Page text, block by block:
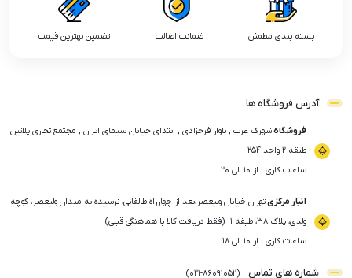
بسته بندی مطمئن ضمانت اصالت تضمین بهترین قیمت
آدرس فروشگاه ها
فروشگاهشهرک غرب , بلوار فرحزادی , ابتدای خیابان سیمای ایران , مجتمع تجاری پلاتین
طبقه ۲ واحد ۲۵۴
ساعات کاری : از ۱۰ الی ۲۰
انبار مرکزیتهران خیابان ولیعصر،بعد از چهارراه طالقانی، نرسیده به میدان ولیعصر، کوچه
ولدی، پلاک ۳۸، طبقه ۱- (فقط دریافت کالا با هماهنگی قبلی)
ساعات کاری : از ۱۰ الی ۱۸
شماره های تماس (
021-86091052
)